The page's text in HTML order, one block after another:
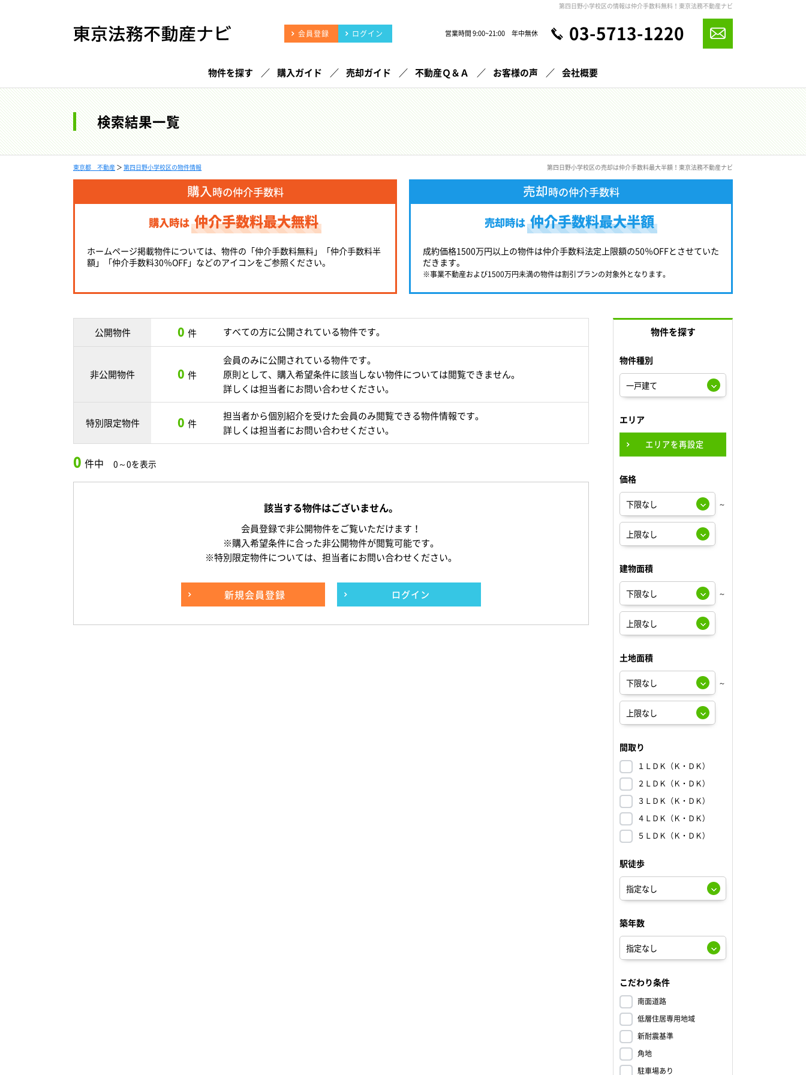
第四日野小学校区の情報は仲介手数料無料！東京法務不動産ナビ
会員登録 ログイン 営業時間 9:00~21:00 年中無休 03-5713-1220
物件を探す 購入ガイド 売却ガイド 不動産Ｑ＆Ａ お客様の声 会社概要
検索結果一覧
東京都 不動産 ＞ 第四日野小学校区の物件情報 第四日野小学校区の売却は仲介手数料最大半額！東京法務不動産ナビ
購入時の仲介手数料
購入時は 仲介手数料最大無料
ホームページ掲載物件については、物件の「仲介手数料無料」「仲介手数料半
額」「仲介手数料30％OFF」などのアイコンをご参照ください。
売却時の仲介手数料
売却時は 仲介手数料最大半額
成約価格1500万円以上の物件は仲介手数料法定上限額の50％OFFとさせていた
だきます。
※事業不動産および1500万円未満の物件は割引プランの対象外となります。
公開物件 0 件 すべての方に公開されている物件です。
非公開物件 0 件
会員のみに公開されている物件です。
原則として、購入希望条件に該当しない物件については閲覧できません。
詳しくは担当者にお問い合わせください。
特別限定物件 0 件
担当者から個別紹介を受けた会員のみ閲覧できる物件情報です。
詳しくは担当者にお問い合わせください。
0 件中 0～0を表示
該当する物件はございません。
会員登録で非公開物件をご覧いただけます！
※購入希望条件に合った非公開物件が閲覧可能です。
※特別限定物件については、担当者にお問い合わせください。
新規会員登録 ログイン
物件を探す
物件種別
エリア
エリアを再設定
価格
～
建物面積
～
土地面積
～
間取り
１ＬＤＫ（Ｋ・ＤＫ）
２ＬＤＫ（Ｋ・ＤＫ）
３ＬＤＫ（Ｋ・ＤＫ）
４ＬＤＫ（Ｋ・ＤＫ）
５ＬＤＫ（Ｋ・ＤＫ）
駅徒歩
築年数
こだわり条件
南面道路
低層住居専用地域
新耐震基準
角地
駐車場あり